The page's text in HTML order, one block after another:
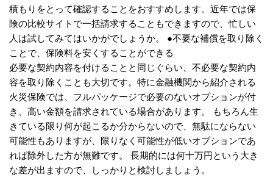
積もりをとって確認することをおすすめします。近年では保
険の比較サイトで一括請求することもできますので、忙しい
人は試してみてはいかがでしょうか。 ●不要な補償を取り除く
ことで、保険料を安くすることができる
必要な契約内容を付けることと同じぐらい、不必要な契約内
容を取り除くことも大切です。特に金融機関から紹介される
火災保険では、フルパッケージで必要のないオプションが付
き、高い金額を請求されている場合があります。 もちろん生
きている限り何が起こるか分からないので、無駄にならない
可能性もありますが、限りなく可能性が低いオプションであ
れば除外した方が無難です。 長期的には何十万円という大き
な差が出ますので、しっかりと検討しましょう。